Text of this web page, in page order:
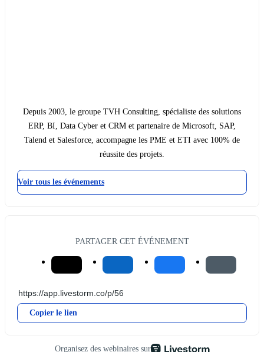
Depuis 2003, le groupe TVH Consulting, spécialiste des solutions
ERP, BI, Data Cyber et CRM et partenaire de Microsoft, SAP,
Talend et Salesforce, accompagne les PME et ETI avec 100% de
réussite des projets.
Voir tous les événements
PARTAGER CET ÉVÉNEMENT
Copier le lien
Organisez des webinaires sur